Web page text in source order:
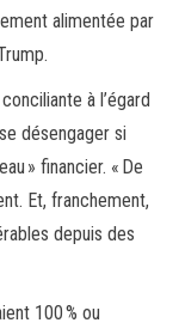
alimentée par
à l’égard
désengager si
» financier. « De
Et, franchement,
depuis des
100 % ou